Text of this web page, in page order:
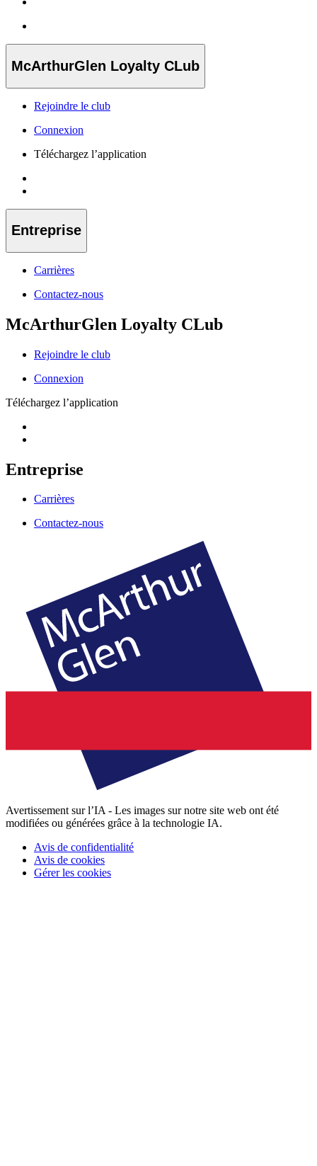
McArthurGlen Loyalty CLub
Rejoindre le club
Connexion
Téléchargez l’application
Entreprise
Carrières
Contactez-nous
McArthurGlen Loyalty CLub
Rejoindre le club
Connexion
Téléchargez l’application
Entreprise
Carrières
Contactez-nous
Avertissement sur l’IA - Les images sur notre site web ont été
modifiées ou générées grâce à la technologie IA.
Avis de confidentialité
Avis de cookies
Gérer les cookies